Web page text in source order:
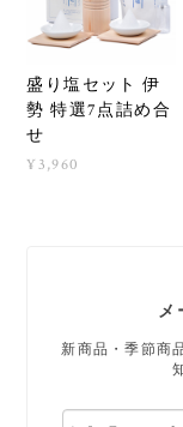
盛り塩セット 伊
勢 特選7点詰め合
せ
¥3,960
メ
新商品・季節商